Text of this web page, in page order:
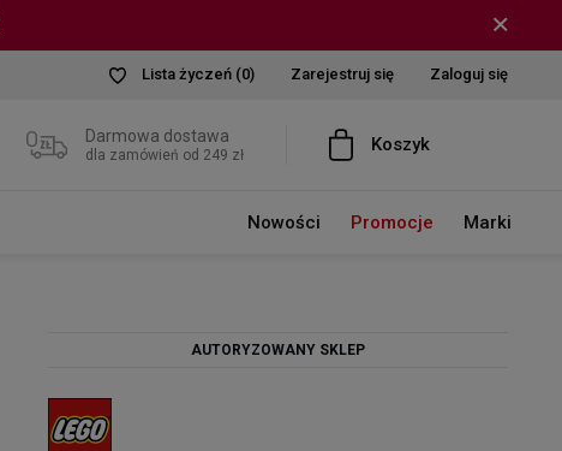
Lista życzeń (0) Zarejestruj się Zaloguj się
Darmowa dostawa
dla zamówień od 249 zł Koszyk
Nowości Promocje Marki
AUTORYZOWANY SKLEP